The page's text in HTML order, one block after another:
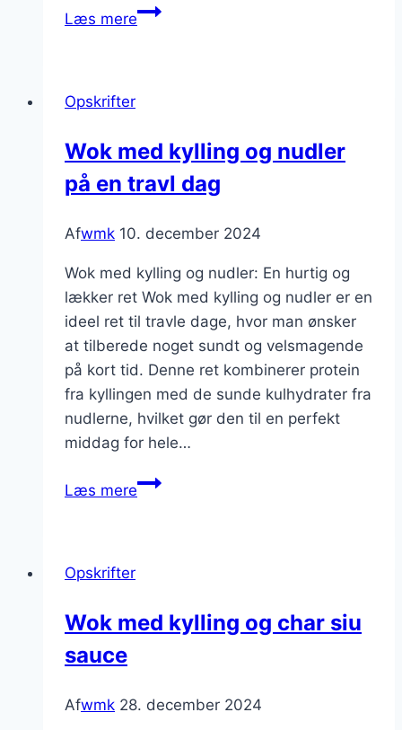
Læs mereWok
Opskrifter
Wok med kylling og nudler
på en travl dag
Afwmk 10. december 2024
Wok med kylling og nudler: En hurtig og
lækker ret Wok med kylling og nudler er en
ideel ret til travle dage, hvor man ønsker
at tilberede noget sundt og velsmagende
på kort tid. Denne ret kombinerer protein
fra kyllingen med de sunde kulhydrater fra
nudlerne, hvilket gør den til en perfekt
middag for hele…
Læs mereWok
en
Opskrifter
Wok med kylling og char siu
sauce
Afwmk 28. december 2024